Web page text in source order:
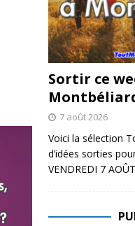
Sortir ce
7 août 2026
Voici la sélection
d’idées sorties
VENDREDI 7